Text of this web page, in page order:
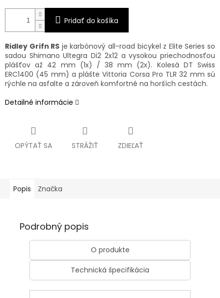
Pridať do košíka
Ridley Grifn RS je karbónový all-road bicykel z Elite Series so
sadou Shimano Ultegra Di2 2x12 a vysokou priechodnosťou
plášťov až 42 mm (1x) / 38 mm (2x). Kolesá DT Swiss
ERC1400 (45 mm) a plášte Vittoria Corsa Pro TLR 32 mm sú
rýchle na asfalte a zároveň komfortné na horších cestách.
Detailné informácie
OPÝTAŤ SA STRÁŽIŤ ZDIEĽAŤ
Popis Značka
Podrobný popis
O produkte
Technická špecifikácia